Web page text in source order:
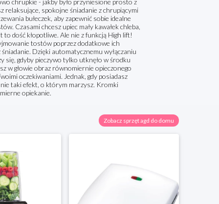
chrupkie - jakby było przyniesione prosto z
relaksujące, spokojne śniadanie z chrupiącymi
bułeczek, aby zapewnić sobie idealne
Czasami chcesz upiec mały kawałek chleba,
dość kłopotliwe. Ale nie z funkcją High lift!
tostów poprzez dodatkowe ich
Dzięki automatycznemu wyłączaniu
się, gdyby pieczywo tylko utknęło w środku
w głowie obraz równomiernie opieczonego
oczekiwaniami. Jednak, gdy posiadasz
taki efekt, o którym marzysz. Kromki
opiekanie.
Zobacz sprzęt agd do domu